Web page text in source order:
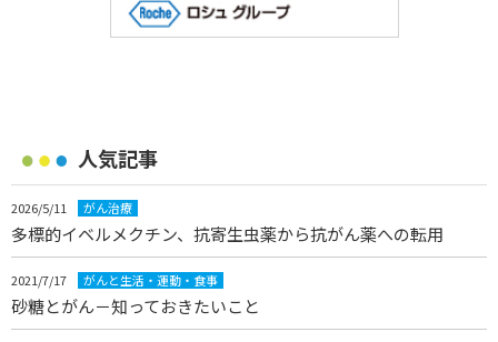
人気記事
2026/5/11 がん治療
多標的イベルメクチン、抗寄生虫薬から抗がん薬への転用
2021/7/17 がんと生活・運動・食事
砂糖とがん－知っておきたいこと